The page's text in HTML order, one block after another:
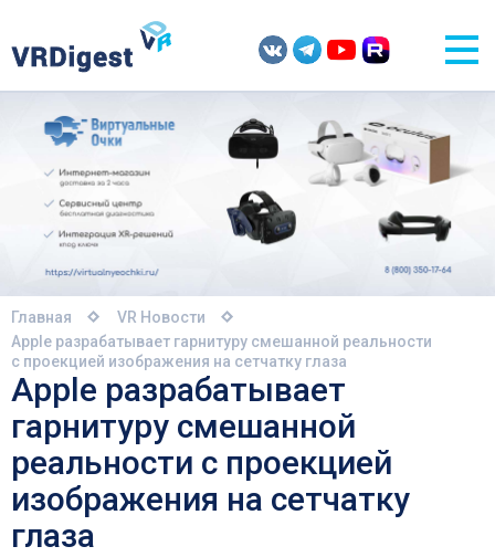
Главная
VR Новости
Apple разрабатывает гарнитуру смешанной реальности
с проекцией изображения на сетчатку глаза
Apple разрабатывает
гарнитуру смешанной
реальности с проекцией
изображения на сетчатку
глаза